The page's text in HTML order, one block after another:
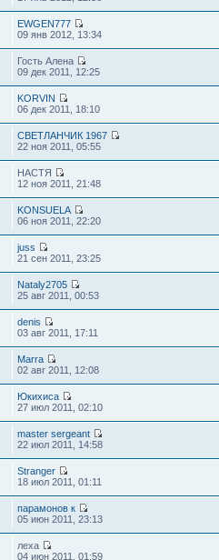
EWGEN777
09 янв 2012, 13:34
Гость Алена
09 дек 2011, 12:25
KORVIN
06 дек 2011, 18:10
СВЕТЛАНЧИК 1967
22 ноя 2011, 05:55
НАСТЯ
12 ноя 2011, 21:48
KONSUELA
06 ноя 2011, 22:20
juss
21 сен 2011, 23:25
Nataly2705
25 авг 2011, 00:53
denis
03 авг 2011, 17:11
Marra
02 авг 2011, 12:08
Юкихиса
27 июл 2011, 02:10
master sergeant
22 июл 2011, 14:58
Stranger
18 июл 2011, 01:11
парамонов к
05 июн 2011, 23:13
леха
04 июн 2011, 01:59